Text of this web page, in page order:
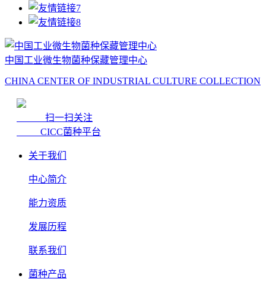
中国工业微生物菌种保藏管理中心
CHINA CENTER OF INDUSTRIAL CULTURE COLLECTION
扫一扫关注
CICC菌种平台
关于我们
中心简介
能力资质
发展历程
联系我们
菌种产品